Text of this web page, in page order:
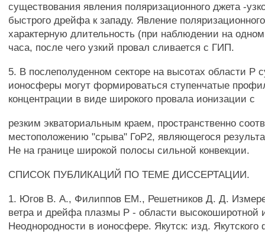
существования явления поляризационного джета -
быстрого дрейфа к западу. Явление
характерную длительность (при наблюдении на
часа, после чего узкий провал сливается с ГИП.
5. В послеполуденном секторе на высотах области Р
ионосферы могут формироваться ступенчатые
концентрации в виде широкого провала ионизации с
резким экваториальным краем, пространственно
местоположению "срыва" ГоР2, являющегося
Не на границе широкой полосы сильной конвекции.
СПИСОК ПУБЛИКАЦИЙ ПО ТЕМЕ ДИССЕРТАЦИИ.
1. Югов В. А., Филиппов ЕМ., Решетников Д. Д.
ветра и дрейфа плазмы Р - области высокоширотной
Неоднородности в ионосфере. Якутск: изд.